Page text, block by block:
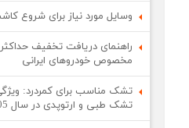
وسایل مورد نیاز برای شروع
راهنمای دریافت تخفیف
مخصوص خودروهای ایرانی
تشک مناسب برای کمردرد:
تشک طبی و ارتوپدی در سال 1405